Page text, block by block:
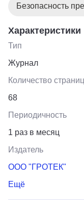
Безопасность
Характеристики
Тип
Журнал
Количество страниц
68
Периодичность
1 раз в месяц
Издатель
ООО "ГРОТЕК"
Ещё